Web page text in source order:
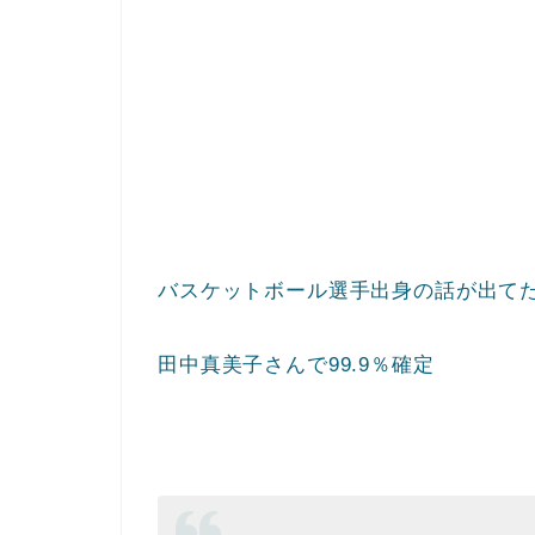
バスケットボール選手出身の話が出て
田中真美子さんで99.9％確定